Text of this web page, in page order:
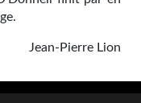
Jean-Pierre Lion